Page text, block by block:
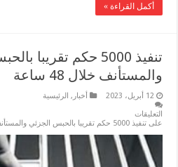
أكمل القراءة »
تنفيذ 5000 حكم تقريبا
والمستأنف خلال 48 ساعة
12 أبريل، 2023 أخبار , الرئيسية
التعليقات
على تنفيذ 5000 حكم تقريبا بالحبس الجزئي والمستأنف خلال 48 ساعة مغلقة